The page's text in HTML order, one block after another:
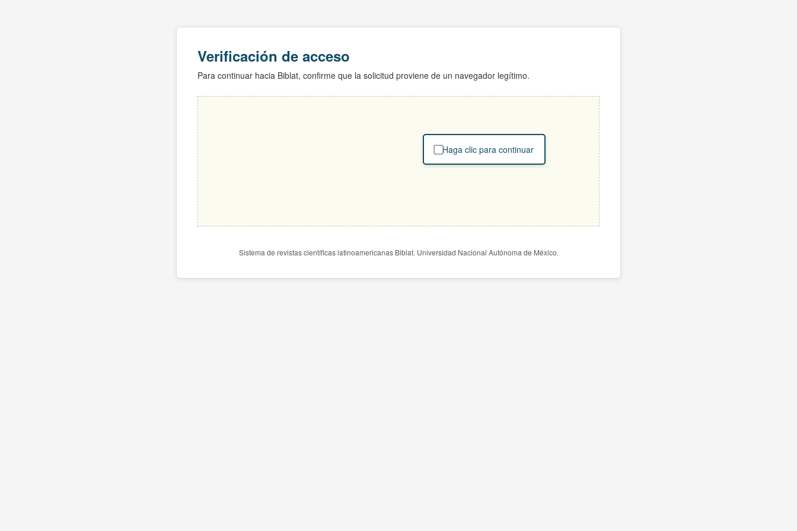
Verificación de acceso
Para continuar hacia Biblat, confirme que la solicitud proviene de un navegador legítimo.
Haga clic para continuar
Sistema de revistas científicas latinoamericanas Biblat. Universidad Nacional Autónoma de México.